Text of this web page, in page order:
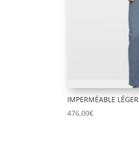
IMPERMÉABLE
476,00€